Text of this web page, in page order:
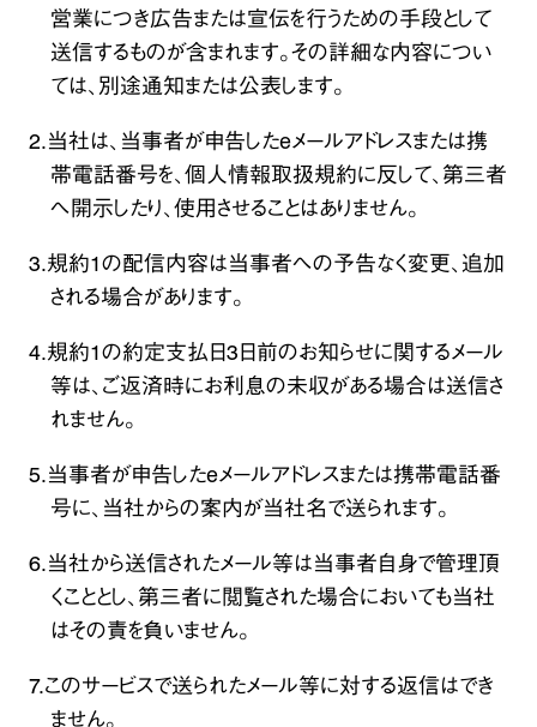
営業につき広告または宣伝を行うための手段として
送信するものが含まれます。その詳細な内容につい
ては、別途通知または公表します。
2.当社は、当事者が申告したeメールアドレスまたは携
帯電話番号を、個人情報取扱規約に反して、第三者
へ開示したり、使用させることはありません。
3.規約1の配信内容は当事者への予告なく変更、追加
される場合があります。
4.規約1の約定支払日3日前のお知らせに関するメール
等は、ご返済時にお利息の未収がある場合は送信さ
れません。
5.当事者が申告したeメールアドレスまたは携帯電話番
号に、当社からの案内が当社名で送られます。
6.当社から送信されたメール等は当事者自身で管理頂
くこととし、第三者に閲覧された場合においても当社
はその責を負いません。
7.このサービスで送られたメール等に対する返信はでき
ません。